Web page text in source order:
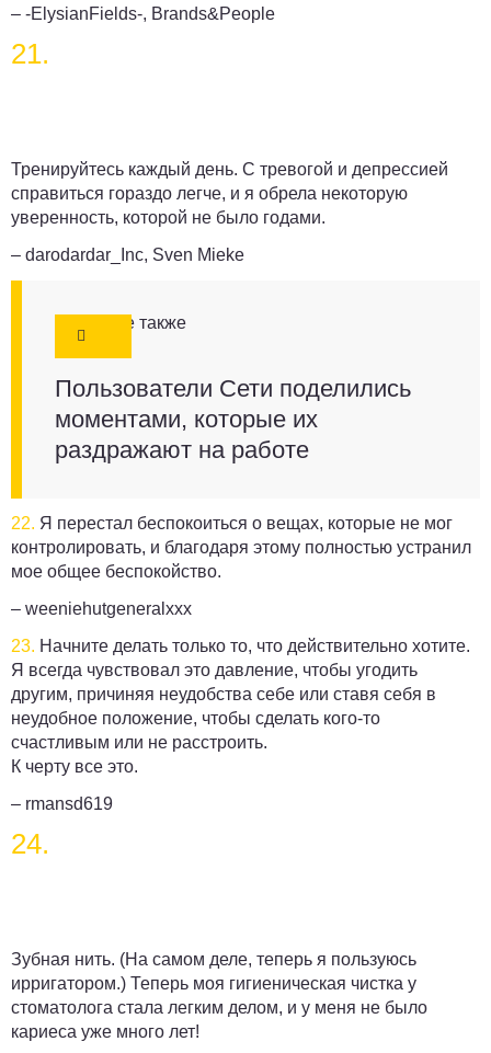
– -ElysianFields-, Brands&People
21.
Тренируйтесь каждый день. С тревогой и депрессией
справиться гораздо легче, и я обрела некоторую
уверенность, которой не было годами.
– darodardar_Inc, Sven Mieke
Смотрите также
Пользователи Сети поделились
моментами, которые их
раздражают на работе
22. Я перестал беспокоиться о вещах, которые не мог
контролировать, и благодаря этому полностью устранил
мое общее беспокойство.
– weeniehutgeneralxxx
23. Начните делать только то, что действительно хотите.
Я всегда чувствовал это давление, чтобы угодить
другим, причиняя неудобства себе или ставя себя в
неудобное положение, чтобы сделать кого-то
счастливым или не расстроить.
К черту все это.
– rmansd619
24.
Зубная нить. (На самом деле, теперь я пользуюсь
ирригатором.) Теперь моя гигиеническая чистка у
стоматолога стала легким делом, и у меня не было
кариеса уже много лет!